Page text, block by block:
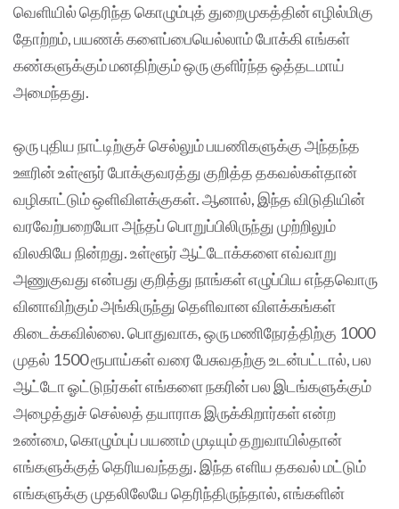
வெளியில் தெரிந்த கொழும்புத் துறைமுகத்தின் எழில்மிகு
தோற்றம், பயணக் களைப்பையெல்லாம் போக்கி எங்கள்
கண்களுக்கும் மனதிற்கும் ஒரு குளிர்ந்த ஒத்தடமாய்
அமைந்தது.
ஒரு புதிய நாட்டிற்குச் செல்லும் பயணிகளுக்கு அந்தந்த
ஊரின் உள்ளூர் போக்குவரத்து குறித்த தகவல்கள்தான்
வழிகாட்டும் ஒளிவிளக்குகள். ஆனால், இந்த விடுதியின்
வரவேற்பறையோ அந்தப் பொறுப்பிலிருந்து முற்றிலும்
விலகியே நின்றது. உள்ளூர் ஆட்டோக்களை எவ்வாறு
அணுகுவது என்பது குறித்து நாங்கள் எழுப்பிய எந்தவொரு
வினாவிற்கும் அங்கிருந்து தெளிவான விளக்கங்கள்
கிடைக்கவில்லை. பொதுவாக, ஒரு மணிநேரத்திற்கு 1000
முதல் 1500 ரூபாய்கள் வரை பேசுவதற்கு உடன்பட்டால், பல
ஆட்டோ ஓட்டுநர்கள் எங்களை நகரின் பல இடங்களுக்கும்
அழைத்துச் செல்லத் தயாராக இருக்கிறார்கள் என்ற
உண்மை, கொழும்புப் பயணம் முடியும் தறுவாயில்தான்
எங்களுக்குத் தெரியவந்தது. இந்த எளிய தகவல் மட்டும்
எங்களுக்கு முதலிலேயே தெரிந்திருந்தால், எங்களின்